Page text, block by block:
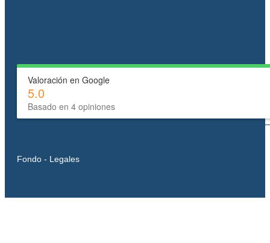
Valoración en Google
5.0
Basado en 4 opiniones
Fondo - Legales